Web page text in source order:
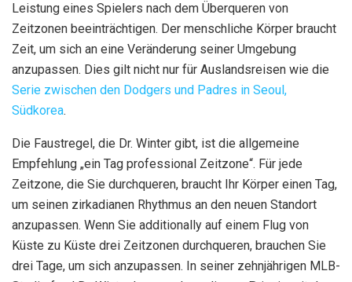
Leistung eines Spielers nach dem Überqueren von
Zeitzonen beeinträchtigen. Der menschliche Körper braucht
Zeit, um sich an eine Veränderung seiner Umgebung
anzupassen. Dies gilt nicht nur für Auslandsreisen wie die
Serie zwischen den Dodgers und Padres in Seoul,
Südkorea.
Die Faustregel, die Dr. Winter gibt, ist die allgemeine
Empfehlung „ein Tag professional Zeitzone“. Für jede
Zeitzone, die Sie durchqueren, braucht Ihr Körper einen Tag,
um seinen zirkadianen Rhythmus an den neuen Standort
anzupassen. Wenn Sie additionally auf einem Flug von
Küste zu Küste drei Zeitzonen durchqueren, brauchen Sie
drei Tage, um sich anzupassen. In seiner zehnjährigen MLB-